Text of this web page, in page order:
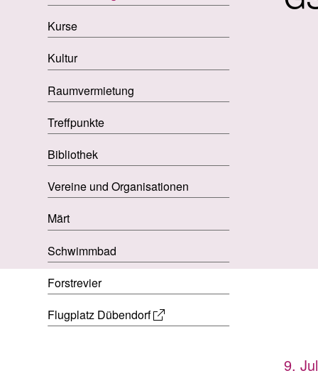
Kurse
Kultur
Raumvermietung
Treffpunkte
Bibliothek
Vereine und Organisationen
Märt
Schwimmbad
Forstrevier
Flugplatz Dübendorf
9.